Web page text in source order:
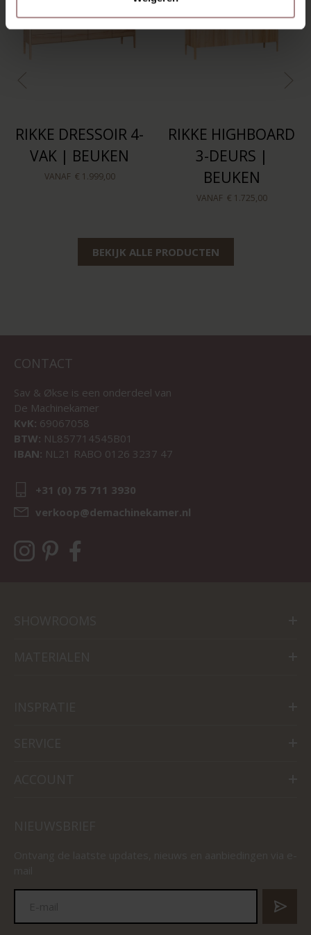
RIKKE DRESSOIR 4-
VAK | BEUKEN
VANAF € 1.999,00
RIKKE HIGHBOARD
3-DEURS |
BEUKEN
VANAF € 1.725,00
BEKIJK ALLE PRODUCTEN
CONTACT
Sav & Økse is een onderdeel van
De Machinekamer
KvK: 69067058
BTW: NL857714545B01
IBAN: NL21 RABO 0126 3237 47
+31 (0) 75 711 3930
verkoop@demachinekamer.nl